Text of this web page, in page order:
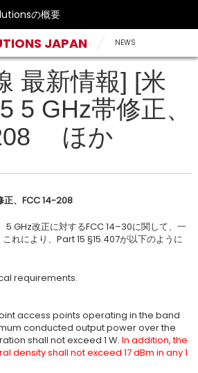
の概要
JAPAN NEWS
最新情報] [米
5 GHz帯修正、
ほか
、 FCC 14-208
5 GHz改正に対するFCC 14–30に関して、一
れにより、Part 15 §15.407が以下のように
requirements.
access points operating in the band
conducted output power over the
shall not exceed 1 W. In addition, the
density shall not exceed 17 dBm in any 1